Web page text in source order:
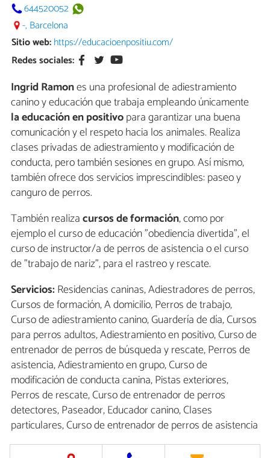
644520052
-, Barcelona
Sitio web:https://educacioenpositiu.com/
Redes sociales:
Ingrid Ramones una profesional de adiestramiento
canino y educación que trabaja empleando únicamente
la educación en positivopara garantizar una buena
comunicación y el respeto hacia los animales. Realiza
clases privadas de adiestramiento y modificación de
conducta, pero también sesiones en grupo. Así mismo,
también ofrece dos servicios imprescindibles: paseo y
canguro de perros.
También realizacursos de formación, como por
ejemplo el curso de educación "obediencia divertida", el
curso de instructor/a de perros de asistencia o el curso
de "trabajo de nariz", para el rastreo y rescate.
Servicios:Residencias caninas, Adiestradores de perros,
Cursos de formación, A domicilio, Perros de trabajo,
Curso de adiestramiento canino, Guardería de día, Cursos
para perros adultos, Adiestramiento en positivo, Curso de
entrenador de perros de búsqueda y rescate, Perros de
asistencia, Adiestramiento en grupo, Curso de
modificación de conducta canina, Pistas exteriores,
Perros de rescate, Curso de entrenador de perros
detectores, Paseador, Educador canino, Clases
particulares, Curso de entrenador de perros de asistencia